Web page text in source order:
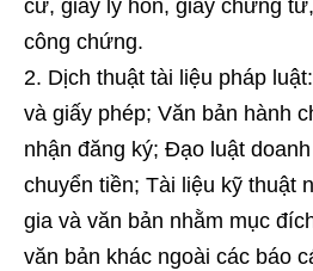
cư, giấy ly hôn, giấy chứng
công chứng.
Dịch thuật tài liệu pháp
và giấy phép; Văn bản hành
nhận đăng ký; Đạo luật
chuyển tiền; Tài liệu kỹ thuật
gia và văn bản nhằm mục
văn bản khác ngoài các báo